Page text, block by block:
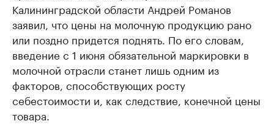
Калининградской области Андрей Романов
заявил, что цены на молочную продукцию рано
или поздно придется поднять. По его словам,
введение с 1 июня обязательной маркировки в
молочной отрасли станет лишь одним из
факторов, способствующих росту
себестоимости и, как следствие, конечной цены
товара.